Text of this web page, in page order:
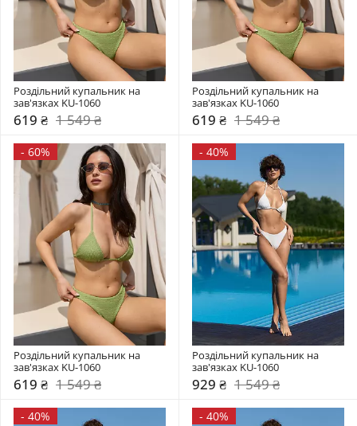
Роздільний купальник на
зав'язках KU-1060
619 ₴ 1 549 ₴
Роздільний купальник на
зав'язках KU-1060
619 ₴ 1 549 ₴
- 60%
Роздільний купальник на
зав'язках KU-1060
619 ₴ 1 549 ₴
- 40%
Роздільний купальник на
зав'язках KU-1060
929 ₴ 1 549 ₴
- 40% - 40%